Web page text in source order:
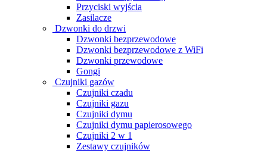
Przyciski wyjścia
Zasilacze
Dzwonki do drzwi
Dzwonki bezprzewodowe
Dzwonki bezprzewodowe z WiFi
Dzwonki przewodowe
Gongi
Czujniki gazów
Czujniki czadu
Czujniki gazu
Czujniki dymu
Czujniki dymu papierosowego
Czujniki 2 w 1
Zestawy czujników